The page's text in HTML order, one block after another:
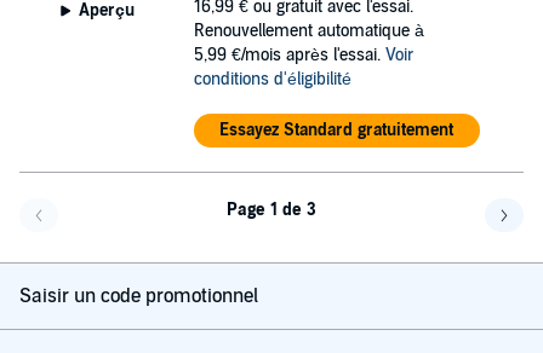
Aperçu 16,99 € ou gratuit avec l'essai.
Renouvellement automatique à
5,99 €/mois après l'essai. Voir
conditions d'éligibilité
Essayez Standard gratuitement
Page 1 de 3
Saisir un code promotionnel